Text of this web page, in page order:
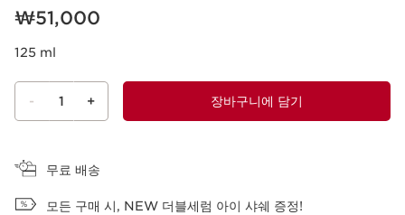
현재 가격 ₩51,000
₩51,000
125 ml
- 1 + 장바구니에 담기
무료 배송
모든 구매 시, NEW 더블세럼 아이 샤쉐 증정!